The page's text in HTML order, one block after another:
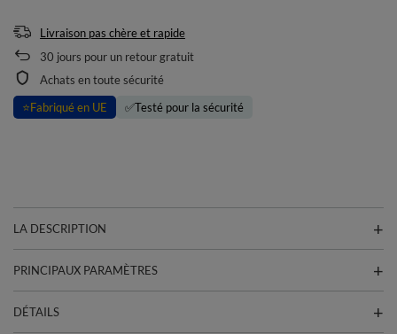
Livraison pas chère et rapide
30 jours pour un retour gratuit
Achats en toute sécurité
⭐Fabriqué en UE ✅Testé pour la sécurité
LA DESCRIPTION
PRINCIPAUX PARAMÈTRES
DÉTAILS